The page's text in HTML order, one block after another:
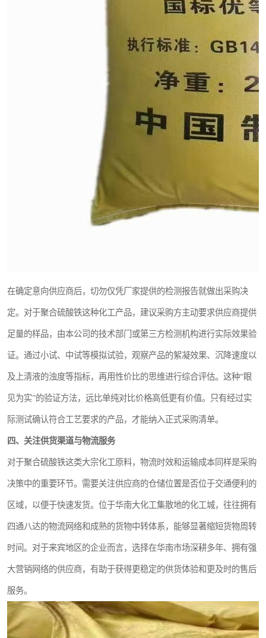
在确定意向供应商后，切勿仅凭厂家提供的检测报告就做出采购决
定。对于聚合硫酸铁这种化工产品，建议采购方主动要求供应商提供
足量的样品，由本公司的技术部门或第三方检测机构进行实际效果验
证。通过小试、中试等模拟试验，观察产品的絮凝效果、沉降速度以
及上清液的浊度等指标，再用性价比的思维进行综合评估。这种“眼
见为实”的验证方法，远比单纯对比价格高低更有价值。只有经过实
际测试确认符合工艺要求的产品，才能纳入正式采购清单。
四、关注供货渠道与物流服务
对于聚合硫酸铁这类大宗化工原料，物流时效和运输成本同样是采购
决策中的重要环节。需要关注供应商的仓储位置是否位于交通便利的
区域，以便于快速发货。位于华南大化工集散地的化工城，往往拥有
四通八达的物流网络和成熟的货物中转体系，能够显著缩短货物周转
时间。对于来宾地区的企业而言，选择在华南市场深耕多年、拥有强
大营销网络的供应商，有助于获得更稳定的供货体验和更及时的售后
服务。